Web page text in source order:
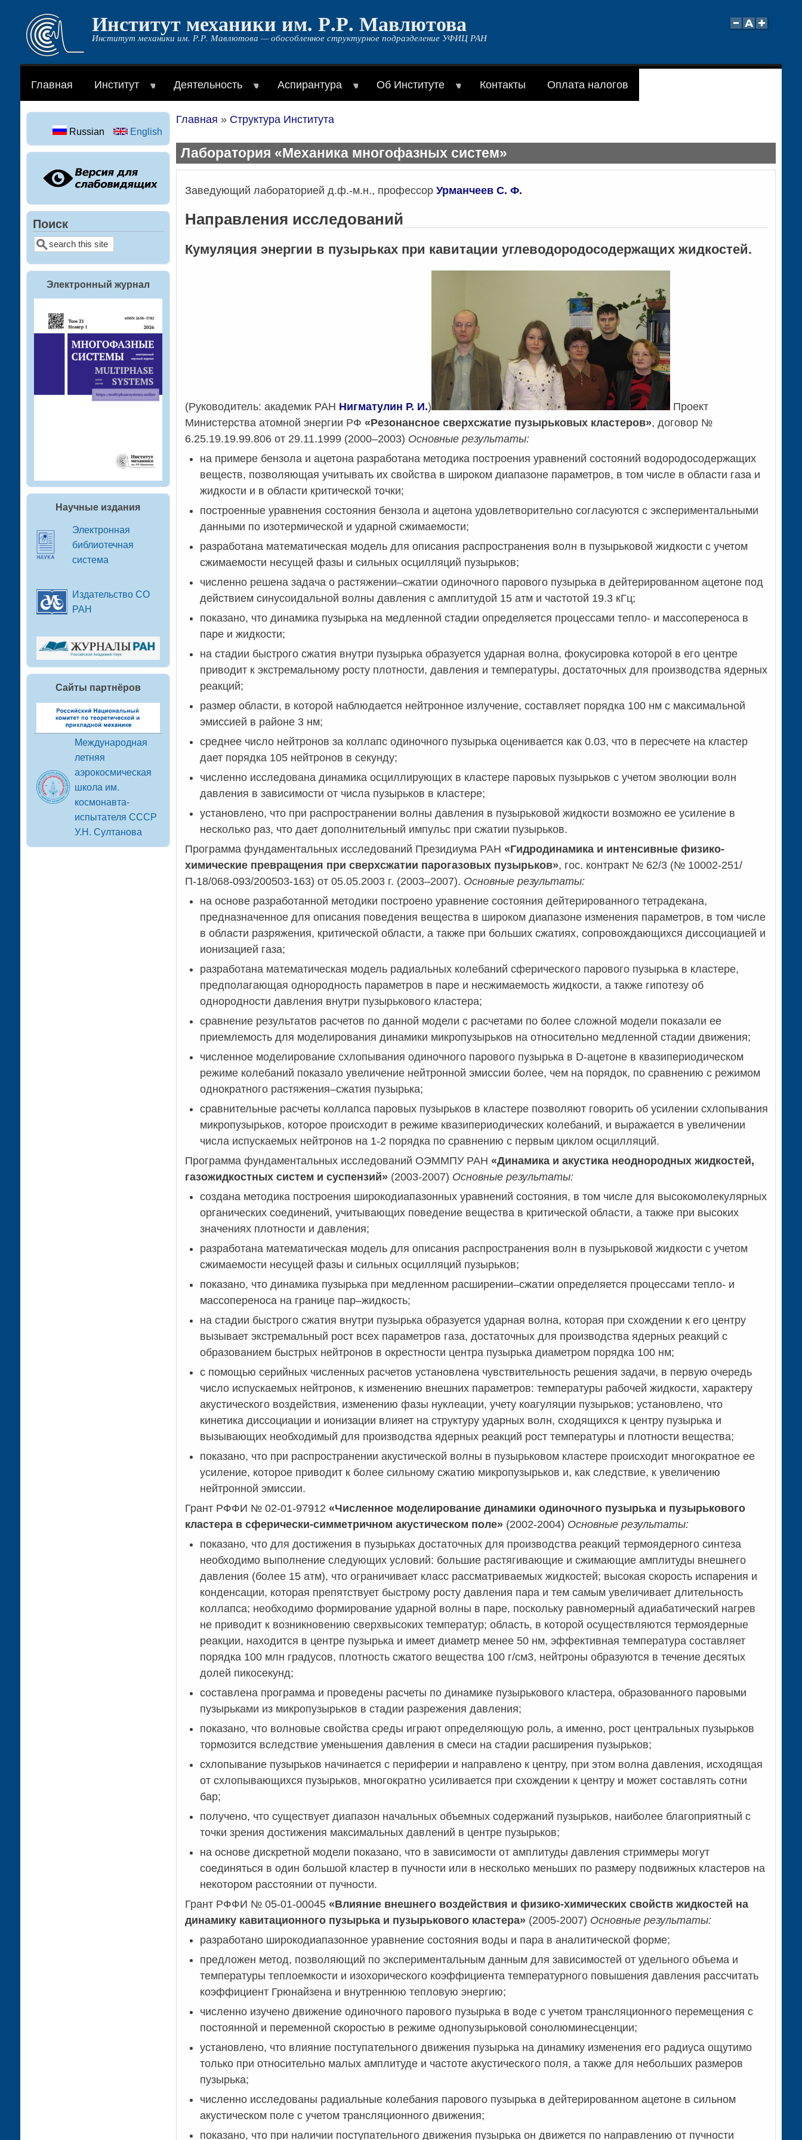
Перейти
основному
содержанию
Институт механики им. Р.Р. Мавлютова
Институт механики им. Р.Р. Мавлютова — обособленное структурное подразделение УФИЦ РАН
Главная Институт Деятельность Аспирантура Об Институте Контакты Оплата налогов
навигации
Главная Структура Института
Лаборатория «Механика многофазных систем»
Заведующий лабораторией д.ф.-м.н., профессор Урманчеев С. Ф.
Направления исследований
Кумуляция энергии в пузырьках при кавитации углеводородосодержащих жидкостей.
(Руководитель: академик РАН Нигматулин Р. И.)
Проект
Министерства атомной энергии РФ «Резонансное сверхсжатие пузырьковых кластеров», договор №
6.25.19.19.99.806 от 29.11.1999 (2000–2003) Основные результаты:
на примере бензола и ацетона разработана методика построения уравнений состояний водородосодержащих
веществ, позволяющая учитывать их свойства в широком диапазоне параметров, в том числе в области газа и
жидкости и в области критической точки;
построенные уравнения состояния бензола и ацетона удовлетворительно согласуются с экспериментальными
данными по изотермической и ударной сжимаемости;
разработана математическая модель для описания распространения волн в пузырьковой жидкости с учетом
сжимаемости несущей фазы и сильных осцилляций пузырьков;
численно решена задача о растяжении–сжатии одиночного парового пузырька в дейтерированном ацетоне под
действием синусоидальной волны давления с амплитудой 15 атм и частотой 19.3 кГц;
показано, что динамика пузырька на медленной стадии определяется процессами тепло- и массопереноса в
паре и жидкости;
на стадии быстрого сжатия внутри пузырька образуется ударная волна, фокусировка которой в его центре
приводит к экстремальному росту плотности, давления и температуры, достаточных для производства ядерных
реакций;
размер области, в которой наблюдается нейтронное излучение, составляет порядка 100 нм с максимальной
эмиссией в районе 3 нм;
среднее число нейтронов за коллапс одиночного пузырька оценивается как 0.03, что в пересчете на кластер
дает порядка 105 нейтронов в секунду;
численно исследована динамика осциллирующих в кластере паровых пузырьков с учетом эволюции волн
давления в зависимости от числа пузырьков в кластере;
установлено, что при распространении волны давления в пузырьковой жидкости возможно ее усиление в
несколько раз, что дает дополнительный импульс при сжатии пузырьков.
Программа фундаментальных исследований Президиума РАН «Гидродинамика и интенсивные физико-
химические превращения при сверхсжатии парогазовых пузырьков», гос. контракт № 62/3 (№ 10002-251/
П-18/068-093/200503-163) от 05.05.2003 г. (2003–2007). Основные результаты:
на основе разработанной методики построено уравнение состояния дейтерированного тетрадекана,
предназначенное для описания поведения вещества в широком диапазоне изменения параметров, в том числе
в области разряжения, критической области, а также при больших сжатиях, сопровождающихся диссоциацией и
ионизацией газа;
разработана математическая модель радиальных колебаний сферического парового пузырька в кластере,
предполагающая однородность параметров в паре и несжимаемость жидкости, а также гипотезу об
однородности давления внутри пузырькового кластера;
сравнение результатов расчетов по данной модели с расчетами по более сложной модели показали ее
приемлемость для моделирования динамики микропузырьков на относительно медленной стадии движения;
численное моделирование схлопывания одиночного парового пузырька в D-ацетоне в квазипериодическом
режиме колебаний показало увеличение нейтронной эмиссии более, чем на порядок, по сравнению с режимом
однократного растяжения–сжатия пузырька;
сравнительные расчеты коллапса паровых пузырьков в кластере позволяют говорить об усилении схлопывания
микропузырьков, которое происходит в режиме квазипериодических колебаний, и выражается в увеличении
числа испускаемых нейтронов на 1-2 порядка по сравнению с первым циклом осцилляций.
Программа фундаментальных исследований ОЭММПУ РАН «Динамика и акустика неоднородных жидкостей,
газожидкостных систем и суспензий»(2003-2007) Основные результаты:
создана методика построения широкодиапазонных уравнений состояния, в том числе для высокомолекулярных
органических соединений, учитывающих поведение вещества в критической области, а также при высоких
значениях плотности и давления;
разработана математическая модель для описания распространения волн в пузырьковой жидкости с учетом
сжимаемости несущей фазы и сильных осцилляций пузырьков;
показано, что динамика пузырька при медленном расширении–сжатии определяется процессами тепло- и
массопереноса на границе пар–жидкость;
на стадии быстрого сжатия внутри пузырька образуется ударная волна, которая при схождении к его центру
вызывает экстремальный рост всех параметров газа, достаточных для производства ядерных реакций с
образованием быстрых нейтронов в окрестности центра пузырька диаметром порядка 100 нм;
с помощью серийных численных расчетов установлена чувствительность решения задачи, в первую очередь
число испускаемых нейтронов, к изменению внешних параметров: температуры рабочей жидкости, характеру
акустического воздействия, изменению фазы нуклеации, учету коагуляции пузырьков; установлено, что
кинетика диссоциации и ионизации влияет на структуру ударных волн, сходящихся к центру пузырька и
вызывающих необходимый для производства ядерных реакций рост температуры и плотности вещества;
показано, что при распространении акустической волны в пузырьковом кластере происходит многократное ее
усиление, которое приводит к более сильному сжатию микропузырьков и, как следствие, к увеличению
нейтронной эмиссии.
Грант РФФИ № 02-01-97912 «Численное моделирование динамики одиночного пузырька и пузырькового
кластера в сферически-симметричном акустическом поле»(2002-2004) Основные результаты:
показано, что для достижения в пузырьках достаточных для производства реакций термоядерного синтеза
необходимо выполнение следующих условий: большие растягивающие и сжимающие амплитуды внешнего
давления (более 15 атм), что ограничивает класс рассматриваемых жидкостей; высокая скорость испарения и
конденсации, которая препятствует быстрому росту давления пара и тем самым увеличивает длительность
коллапса; необходимо формирование ударной волны в паре, поскольку равномерный адиабатический нагрев
не приводит к возникновению сверхвысоких температур; область, в которой осуществляются термоядерные
реакции, находится в центре пузырька и имеет диаметр менее 50 нм, эффективная температура составляет
порядка 100 млн градусов, плотность сжатого вещества 100 г/см3, нейтроны образуются в течение десятых
долей пикосекунд;
составлена программа и проведены расчеты по динамике пузырькового кластера, образованного паровыми
пузырьками из микропузырьков в стадии разрежения давления;
показано, что волновые свойства среды играют определяющую роль, а именно, рост центральных пузырьков
тормозится вследствие уменьшения давления в смеси на стадии расширения пузырьков;
схлопывание пузырьков начинается с периферии и направлено к центру, при этом волна давления, исходящая
от схлопывающихся пузырьков, многократно усиливается при схождении к центру и может составлять сотни
бар;
получено, что существует диапазон начальных объемных содержаний пузырьков, наиболее благоприятный с
точки зрения достижения максимальных давлений в центре пузырьков;
на основе дискретной модели показано, что в зависимости от амплитуды давления стриммеры могут
соединяться в один большой кластер в пучности или в несколько меньших по размеру подвижных кластеров на
некотором расстоянии от пучности.
Грант РФФИ № 05-01-00045 «Влияние внешнего воздействия и физико-химических свойств жидкостей на
динамику кавитационного пузырька и пузырькового кластера»(2005-2007) Основные результаты:
разработано широкодиапазонное уравнение состояния воды и пара в аналитической форме;
предложен метод, позволяющий по экспериментальным данным для зависимостей от удельного объема и
температуры теплоемкости и изохорического коэффициента температурного повышения давления рассчитать
коэффициент Грюнайзена и внутреннюю тепловую энергию;
численно изучено движение одиночного парового пузырька в воде с учетом трансляционного перемещения с
постоянной и переменной скоростью в режиме однопузырьковой сонолюминесценции;
установлено, что влияние поступательного движения пузырька на динамику изменения его радиуса ощутимо
только при относительно малых амплитуде и частоте акустического поля, а также для небольших размеров
пузырька;
численно исследованы радиальные колебания парового пузырька в дейтерированном ацетоне в сильном
акустическом поле с учетом трансляционного движения;
показано, что при наличии поступательного движения пузырька он движется по направлению от пучности
Russian English
Поиск
Поиск
Электронный журнал
Научные издания
Электронная
библиотечная
система
Издательство СО
РАН
Сайты партнёров
Международная
летняя
аэрокосмическая
школа им.
космонавта-
испытателя СССР
У.Н. Султанова